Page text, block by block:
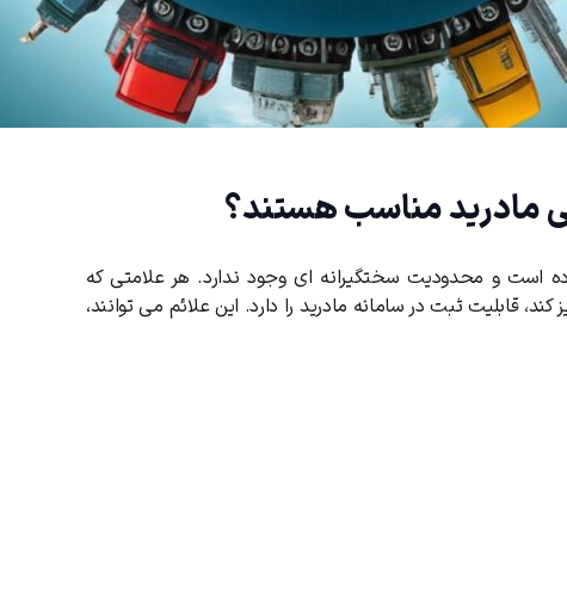
مادرید مناسب هستند؟
است و محدودیت سختگیرانه ‌ای وجود ندارد. هر علامتی که
قابلیت ثبت در سامانه مادرید را دارد. این علائم می ‌توانند،